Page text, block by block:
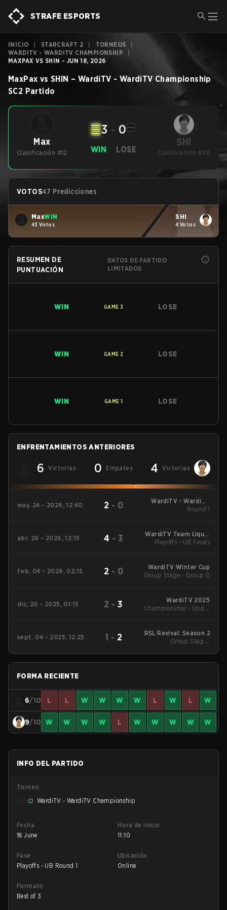
STRAFE ESPORTS
INICIO STARCRAFT 2 TORNEOS
WARDITV - WARDITV CHAMPIONSHIP
MAXPAX VS SHIN - JUN 18, 2026
MaxPax vs SHIN – WardiTV - WardiTV Championship
SC2 Partido
Max
Clasificación #12 WIN
3 - 0
LOSE
SHI
Clasificación #30
VOTOS47 Predicciones
MaxWIN
43 Votos
SHI
4 Votos
RESUMEN DE
PUNTUACIÓN
DATOS DE PARTIDO
LIMITADOS
WIN GAME 3 LOSE
WIN GAME 2 LOSE
WIN GAME 1 LOSE
ENFRENTAMIENTOS ANTERIORES
6 Victorias 0 Empates 4 Victorias
may. 24 - 2026, 12:40 2 - 0
WardiTV - WardiTV
Championship
Round 1
abr. 26 - 2026, 12:15 4 - 3
WardiTV Team Liquid
Map Contest Season
Playoffs - UB Finals
feb. 04 - 2026, 02:15 2 - 0
WardiTV Winter Cup
Group Stage - Group D
dic. 20 - 2025, 01:15 2 -3
WardiTV 2025
Championship - Upper
sept. 04 - 2025, 12:25 1 - 2
RSL Revival: Season 2
Group Stage -
FORMA RECIENTE
6/10 L L W W W W L W L W
9/10 W W W W L W W W W W
INFO DEL PARTIDO
Torneo
WardiTV - WardiTV Championship
Fecha
18 June
Hora de inicio
11:10
Fase
Playoffs - UB Round 1
Ubicación
Online
Formato
Best of 3